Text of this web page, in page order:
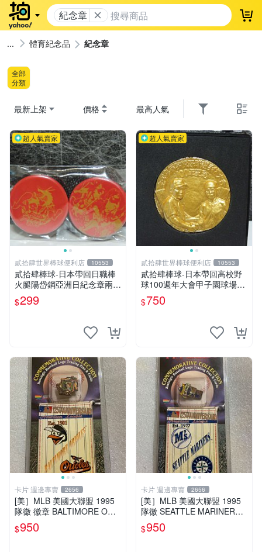
紀念章 登
體育紀念品 紀念章
全部
分類
最新上架 價格 最高人氣
超人氣賣家
貳拾肆世界棒球便利店 10553
貳拾肆棒球-日本帶回日職棒
火腿陽岱鋼亞洲日紀念章兩個
一組
$299
超人氣賣家
貳拾肆世界棒球便利店 10553
貳拾肆棒球-日本帶回高校野
球100週年大會甲子園球場紀
念幣
$750
卡片 週邊專賣 2656
[美］MLB 美國大聯盟 1995
隊徽 徽章 BALTIMORE ORL
OLES 金鷹隊 出清
$950
卡片 週邊專賣 2656
[美］MLB 美國大聯盟 1995
隊徽 SEATTLE MARINERS
西雅圖 出清
$950